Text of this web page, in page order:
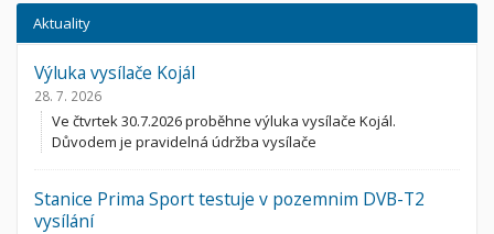
Aktuality
Výluka vysílače Kojál
28. 7. 2026
Ve čtvrtek 30.7.2026 proběhne výluka vysílače Kojál.
Důvodem je pravidelná údržba vysílače
Stanice Prima Sport testuje v pozemnim DVB-T2
vysílání